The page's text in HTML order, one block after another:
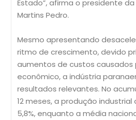
Estado”, afirma o presidente
Martins Pedro.
Mesmo apresentando
ritmo de crescimento, devido
aumentos de custos causados
econômico, a indústria
resultados relevantes. No
12 meses, a produção
5,8%, enquanto a média